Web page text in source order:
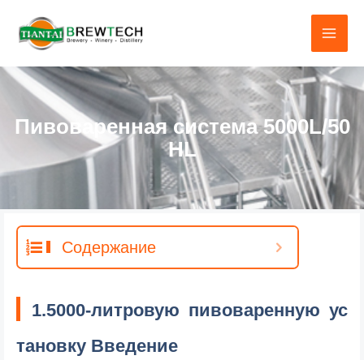
Пивоваренная система 5000L/50
HL
Содержание
1.5000-литровую пивоваренную ус
тановку Введение